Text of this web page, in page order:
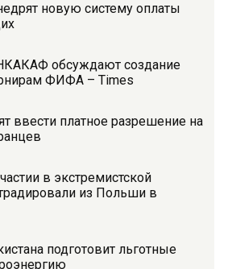
новую систему оплаты
обсуждают создание
ФИФА – Times
ввести платное разрешение на
в экстремистской
из Польши в
подготовит льготные